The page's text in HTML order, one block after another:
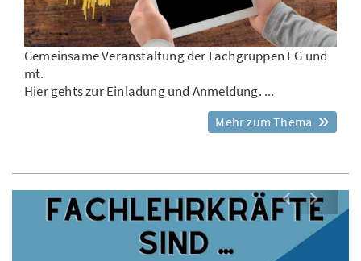
Gemeinsame Veranstaltung der Fachgruppen EG und
mt.
Hier gehts zur Einladung und Anmeldung. ...
Mehr zum Thema
Nächstes